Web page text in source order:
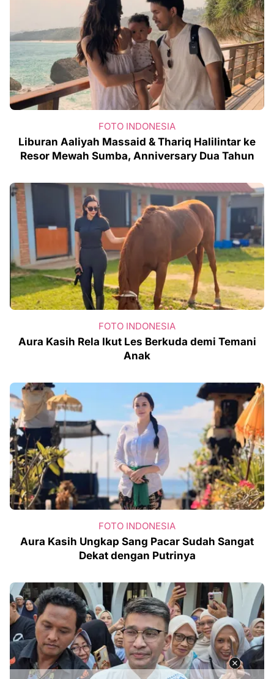
FOTO INDONESIA
Liburan Aaliyah Massaid & Thariq Halilintar ke
Resor Mewah Sumba, Anniversary Dua Tahun
FOTO INDONESIA
Aura Kasih Rela Ikut Les Berkuda demi Temani
Anak
FOTO INDONESIA
Aura Kasih Ungkap Sang Pacar Sudah Sangat
Dekat dengan Putrinya